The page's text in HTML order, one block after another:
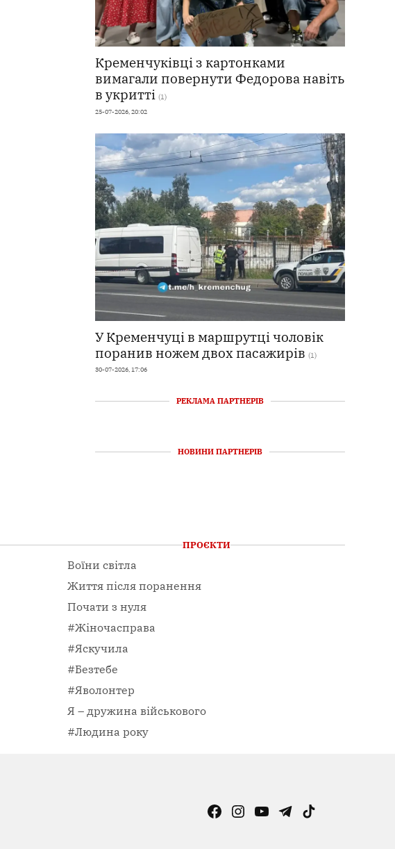
Кременчуківці з картонками
вимагали повернути Федорова навіть
в укритті (1)
25-07-2026, 20:02
У Кременчуці в маршрутці чоловік
поранив ножем двох пасажирів (1)
30-07-2026, 17:06
РЕКЛАМА ПАРТНЕРІВ
НОВИНИ ПАРТНЕРІВ
ПРОЄКТИ
Воїни світла
Життя після поранення
Почати з нуля
#Жіночасправа
#Яскучила
#Безтебе
#Яволонтер
Я – дружина військового
#Людина року
FacebookInstagram
YouTubeTelegram
TikTok